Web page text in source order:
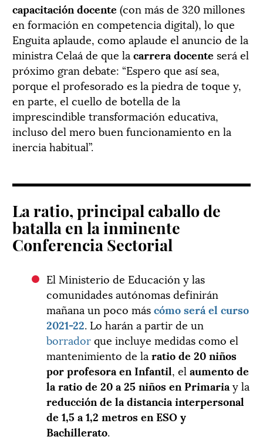
capacitación docente (con más de 320 millones
en formación en competencia digital), lo que
Enguita aplaude, como aplaude el anuncio de la
ministra Celaá de que la carrera docente será el
próximo gran debate: “Espero que así sea,
porque el profesorado es la piedra de toque y,
en parte, el cuello de botella de la
imprescindible transformación educativa,
incluso del mero buen funcionamiento en la
inercia habitual”.
La ratio, principal caballo de
batalla en la inminente
Conferencia Sectorial
El Ministerio de Educación y las
comunidades autónomas definirán
mañana un poco máscómo será el curso
2021-22. Lo harán a partir de un
borradorque incluye medidas como el
mantenimiento de laratio de 20 niños
por profesora en Infantil, elaumento de
la ratio de 20 a 25 niños en Primaria y la
reducción de la distancia interpersonal
de 1,5 a 1,2 metros en ESO y
Bachillerato.